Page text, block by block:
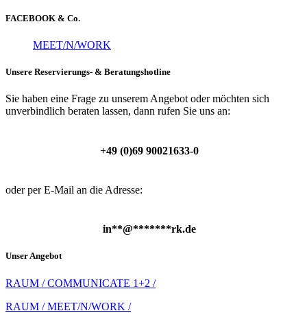
FACEBOOK & Co.
MEET/N/WORK
Unsere Reservierungs- & Beratungshotline
Sie haben eine Frage zu unserem Angebot oder möchten sich
unverbindlich beraten lassen, dann rufen Sie uns an:
+49 (0)69 90021633-0
oder per E-Mail an die Adresse:
in**@*******rk.de
Unser Angebot
RAUM / COMMUNICATE 1+2 /
RAUM / MEET/N/WORK /